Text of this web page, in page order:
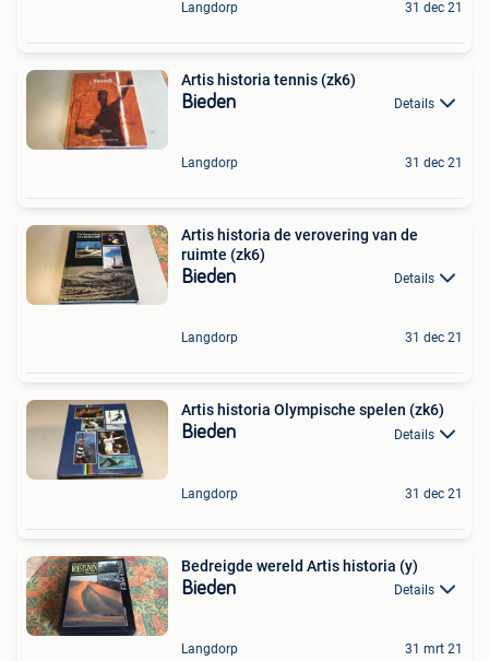
Langdorp 31 dec 21
Artis historia tennis (zk6)
Bieden Details
Langdorp 31 dec 21
Artis historia de verovering van de
ruimte (zk6)
Bieden Details
Langdorp 31 dec 21
Artis historia Olympische spelen (zk6)
Bieden Details
Langdorp 31 dec 21
Bedreigde wereld Artis historia (y)
Bieden Details
Langdorp 31 mrt 21